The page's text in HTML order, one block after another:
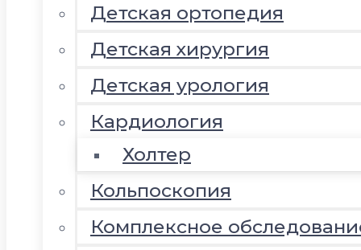
Детская ортопедия
Детская хирургия
Детская урология
Кардиология
Холтер
Кольпоскопия
Комплексное